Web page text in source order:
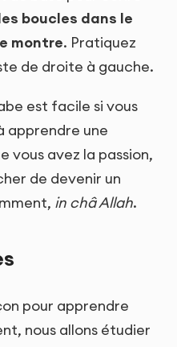
boucles dans le
montre. Pratiquez
de droite à gauche.
est facile si vous
apprendre une
vous avez la passion,
de devenir un
in châ Allah.
pour apprendre
nous allons étudier